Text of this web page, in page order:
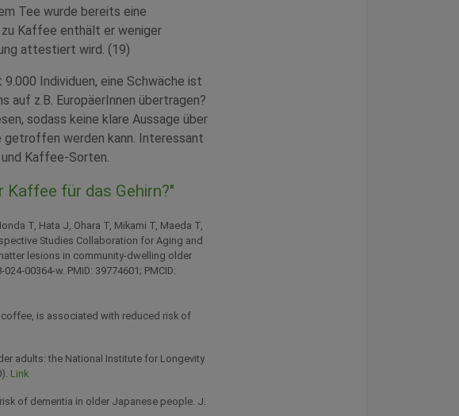
Tee wurde bereits eine
Kaffee enthält er weniger
attestiert wird. (19)
Individuen, eine Schwäche ist
auf z.B. EuropäerInnen übertragen?
sodass keine klare Aussage über
getroffen werden kann. Interessant
Kaffee-Sorten.
Kaffee für das Gehirn?"
T, Hata J, Ohara T, Mikami T, Maeda T,
Studies Collaboration for Aging and
lesions in community-dwelling older
00364-w. PMID: 39774601; PMCID:
is associated with reduced risk of
adults: the National Institute for Longevity
Link
of dementia in older Japanese people. J.